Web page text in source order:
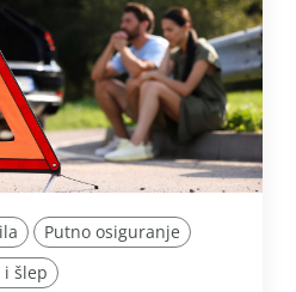
Putno osiguranje
i šlep